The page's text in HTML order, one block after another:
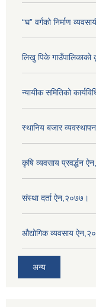
“घ” वर्गको निर्माण
लिखु पिके गाउँपालिकाको
न्यायीक समितिको
स्थानिय बजार
कृषि व्यवसाय प्रवर्द्धन
संस्था दर्ता ऐन,२०७७।
औद्योगिक व्यवसाय
अन्य